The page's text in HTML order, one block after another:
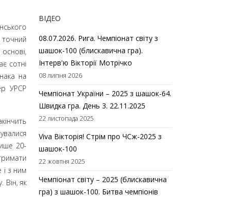
точний
сотні
на
УРСР
20-
і з ним
Він, як
ВІДЕО
08.07.2026. Рига. Чемпіонат світу з
шашок-100 (блискавична гра).
Інтерв'ю Вікторії Мотрічко
08 липня 2026
Чемпіонат України – 2025 з шашок-64.
Швидка гра. День 3. 22.11.2025
22 листопада 2025
Viva Вікторія! Стрім про ЧСж-2025 з
шашок-100
22 жовтня 2025
Чемпіонат світу – 2025 (блискавична
гра) з шашок-100. Битва чемпіонів